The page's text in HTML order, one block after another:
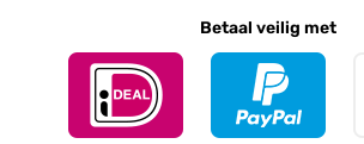
Betaal veilig met